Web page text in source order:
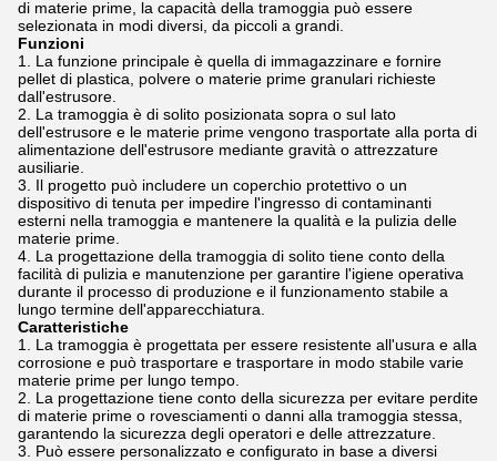
di materie prime, la capacità della tramoggia può essere
selezionata in modi diversi, da piccoli a grandi.
Funzioni
La funzione principale è quella di immagazzinare e fornire
pellet di plastica, polvere o materie prime granulari richieste
dall'estrusore.
La tramoggia è di solito posizionata sopra o sul lato
dell'estrusore e le materie prime vengono trasportate alla porta di
alimentazione dell'estrusore mediante gravità o attrezzature
ausiliarie.
Il progetto può includere un coperchio protettivo o un
dispositivo di tenuta per impedire l'ingresso di contaminanti
esterni nella tramoggia e mantenere la qualità e la pulizia delle
materie prime.
La progettazione della tramoggia di solito tiene conto della
facilità di pulizia e manutenzione per garantire l'igiene operativa
durante il processo di produzione e il funzionamento stabile a
lungo termine dell'apparecchiatura.
Caratteristiche
La tramoggia è progettata per essere resistente all'usura e alla
corrosione e può trasportare e trasportare in modo stabile varie
materie prime per lungo tempo.
La progettazione tiene conto della sicurezza per evitare perdite
di materie prime o rovesciamenti o danni alla tramoggia stessa,
garantendo la sicurezza degli operatori e delle attrezzature.
Può essere personalizzato e configurato in base a diversi